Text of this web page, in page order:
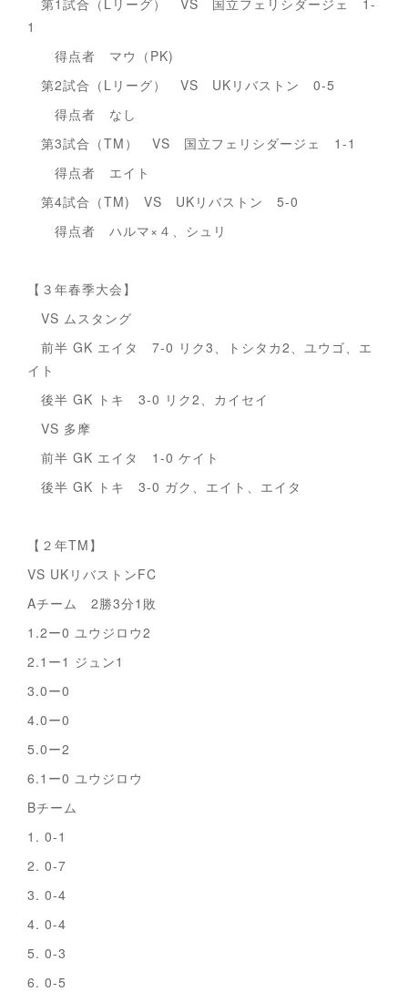
第1試合（Lリーグ） VS 国立フェリシダージェ 1-
1
得点者 マウ（PK)
第2試合（Lリーグ） VS UKリバストン 0-5
得点者 なし
第3試合（TM） VS 国立フェリシダージェ 1-1
得点者 エイト
第4試合（TM) VS UKリバストン 5-0
得点者 ハルマ×４、シュリ
【３年春季大会】
VS ムスタング
前半 GK エイタ 7-0 リク3、トシタカ2、ユウゴ、エ
イト
後半 GK トキ 3-0 リク2、カイセイ
VS 多摩
前半 GK エイタ 1-0 ケイト
後半 GK トキ 3-0 ガク、エイト、エイタ
【２年TM】
VS UKリバストンFC
Aチーム 2勝3分1敗
1.2ー0 ユウジロウ2
2.1ー1 ジュン1
3.0ー0
4.0ー0
5.0ー2
6.1ー0 ユウジロウ
Bチーム
1. 0-1
2. 0-7
3. 0-4
4. 0-4
5. 0-3
6. 0-5